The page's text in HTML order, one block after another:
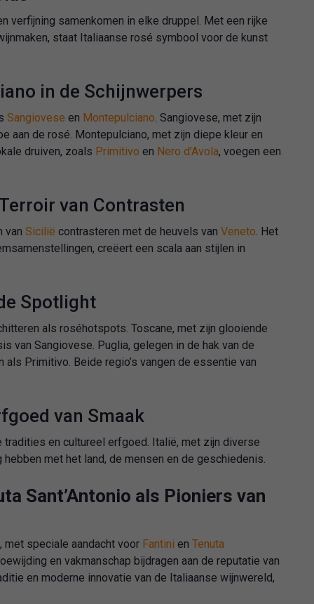
verfijning samenkomen in elke druppel. Met een rijke
staat Italiaanse rosé symbool voor de kunst
in de Schijnwerpers
Sangiovese en Montepulciano. Sangiovese, met zijn
aan de rosé. Montepulciano, met zijn diepe kleur en
druiven, zoals Primitivo en Nero d’Avola, voegen een
van Contrasten
van Sicilië contrasteren met de heuvels van Veneto. Het
creëert een scala aan stijlen in
Spotlight
als roséhotspots. Toscane, met zijn glooiende
van Sangiovese. Puglia, gelegen in de hak van de
Primitivo. Beide regio’s vangen de essentie van
van Smaak
en cultureel erfgoed. Italië, met zijn diverse
met het land, de mensen en de geschiedenis.
Sant’Antonio als Pioniers van
speciale aandacht voor Fantini en Tenuta
en vakmanschap bijdragen aan de reputatie van
en moderne innovatie van de Italiaanse wijnwereld,